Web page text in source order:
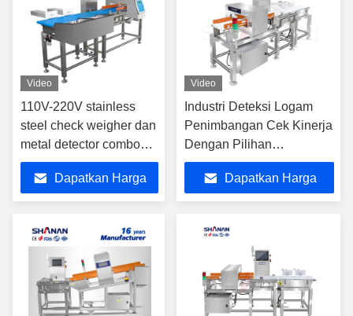
Video
110V-220V stainless
steel check weigher dan
metal detector combo
dengan layar sentuh 8
inci
Dapatkan Harga
Video
Industri Deteksi Logam
Penimbangan Cek Kinerja
Dengan Pilihan
Konfigurasi yang Luas
Dapatkan Harga